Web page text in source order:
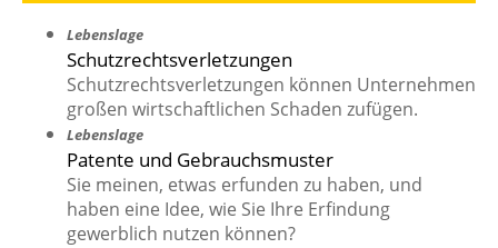
Lebenslage
Schutzrechtsverletzungen
Schutzrechtsverletzungen können Unternehmen
großen wirtschaftlichen Schaden zufügen.
Lebenslage
Patente und Gebrauchsmuster
Sie meinen, etwas erfunden zu haben, und
haben eine Idee, wie Sie Ihre Erfindung
gewerblich nutzen können?